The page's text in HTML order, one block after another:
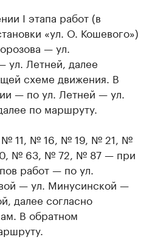
I этапа работ (в
«ул. О. Кошевого»)
— ул.
ул. Летней, далее
схеме движения. В
— по ул. Летней — ул.
по маршруту.
№ 11, № 16, № 19, № 21, №
№ 63, № 72, № 87 — при
работ — по ул.
— ул. Минусинской —
далее согласно
В обратном